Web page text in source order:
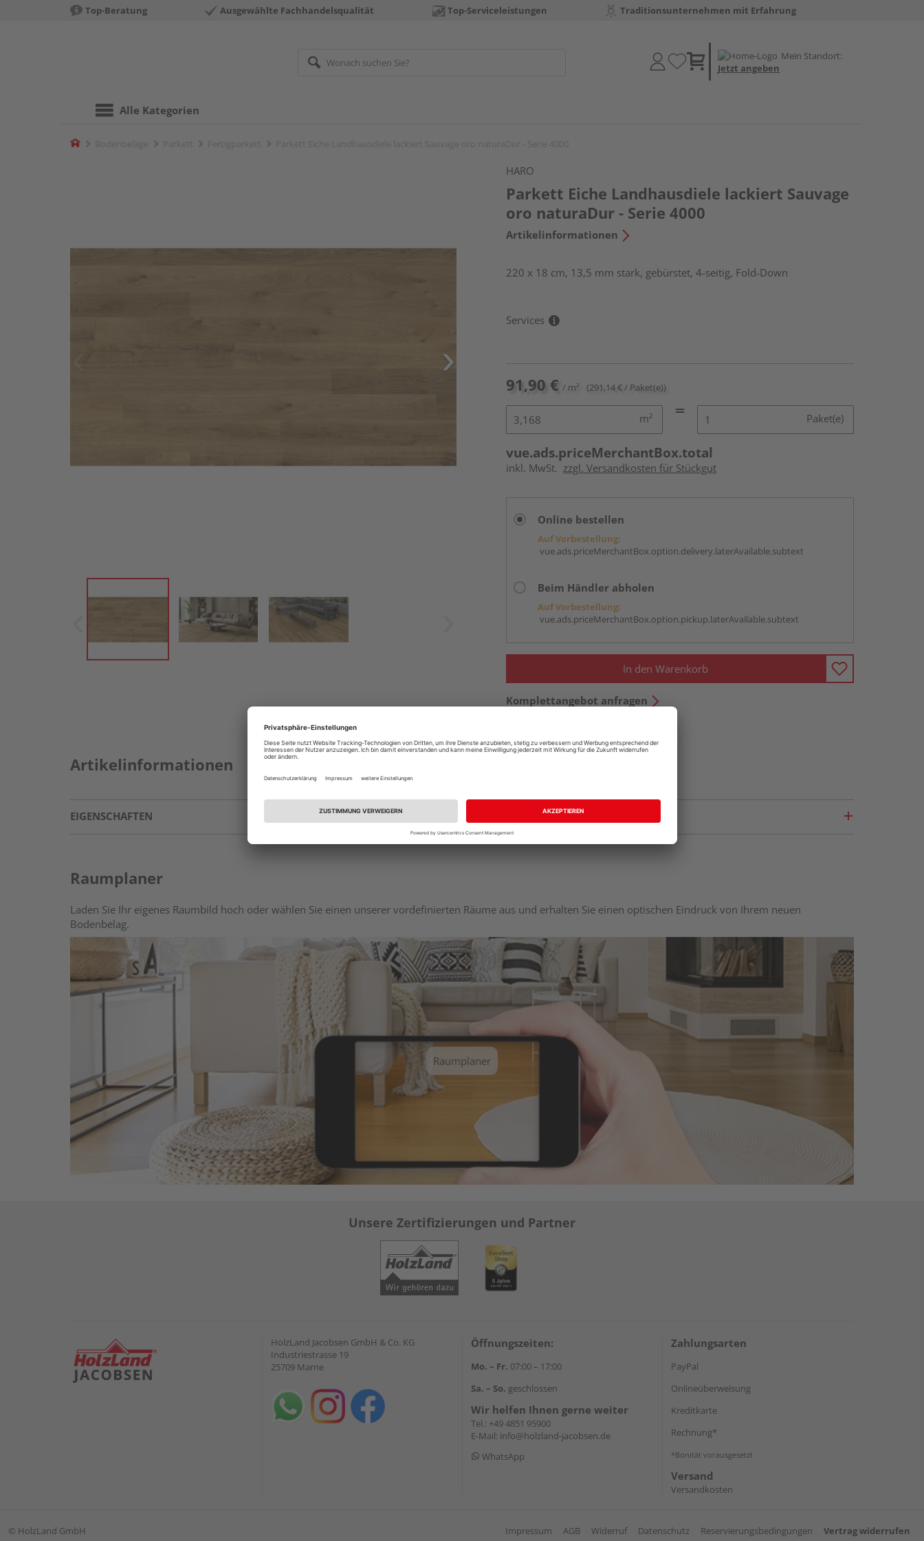
Top-Beratung Ausgewählte Fachhandelsqualität Top-Serviceleistungen Traditionsunternehmen mit Erfahrung
Mein Standort:
Jetzt angeben
Alle Kategorien
Home
HARO
Parkett Eiche Landhausdiele lackiert Sauvage
oro naturaDur - Serie 4000
Artikelinformationen
220 x 18 cm, 13,5 mm stark, gebürstet, 4-seitig, Fold-Down
Services
91,90 € / m² (291,14 € / Paket(e))
m² Paket(e)
vue.ads.priceMerchantBox.total
inkl. MwSt. zzgl. Versandkosten für Stückgut
Online bestellen
Auf Vorbestellung:
vue.ads.priceMerchantBox.option.delivery.laterAvailable.subtext
Beim Händler abholen
Auf Vorbestellung:
vue.ads.priceMerchantBox.option.pickup.laterAvailable.subtext
In den Warenkorb
Komplettangebot anfragen
Artikelinformationen
EIGENSCHAFTEN
Raumplaner
Laden Sie Ihr eigenes Raumbild hoch oder wählen Sie einen unserer vordefinierten Räume aus und erhalten Sie einen optischen Eindruck von Ihrem neuen
Bodenbelag.
Raumplaner
Unsere Zertifizierungen und Partner
HolzLand Jacobsen GmbH & Co. KG
Industriestrasse 19
25709 Marne
Öffnungszeiten:
Mo. – Fr. 07:00 – 17:00
Sa. – So. geschlossen
Wir helfen Ihnen gerne weiter
Tel.: +49 4851 95900
E-Mail: info@holzland-jacobsen.de
WhatsApp
Zahlungsarten
PayPal
Onlineüberweisung
Kreditkarte
Rechnung*
*Bonität vorausgesetzt
Versand
Versandkosten
© HolzLand GmbH Impressum AGB Widerruf Datenschutz Reservierungsbedingungen Vertrag widerrufen